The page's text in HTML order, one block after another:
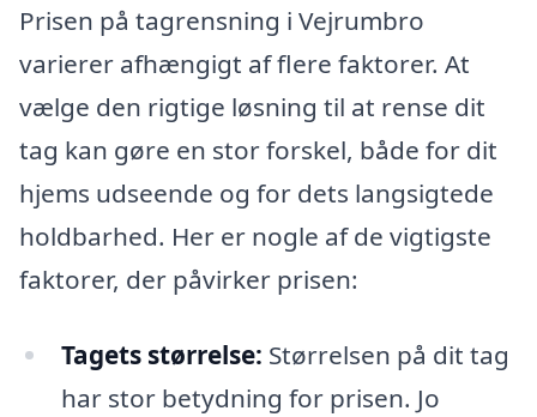
Prisen på tagrensning i Vejrumbro
varierer afhængigt af flere faktorer. At
vælge den rigtige løsning til at rense dit
tag kan gøre en stor forskel, både for dit
hjems udseende og for dets langsigtede
holdbarhed. Her er nogle af de vigtigste
faktorer, der påvirker prisen:
Tagets størrelse: Størrelsen på dit tag
har stor betydning for prisen. Jo